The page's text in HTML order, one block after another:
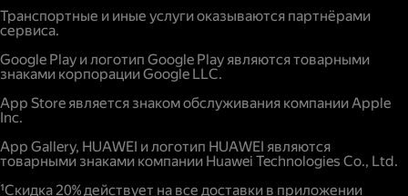
Транспортные и иные услуги оказываются партнёрами
сервиса.
Google Play и логотип Google Play являются товарными
знаками корпорации Google LLC.
App Store является знаком обслуживания компании Apple
Inc.
App Gallery, HUAWEI и логотип HUAWEI являются
товарными знаками компании Huawei Technologies Co., Ltd.
¹Скидка 20% действует на все доставки в приложении